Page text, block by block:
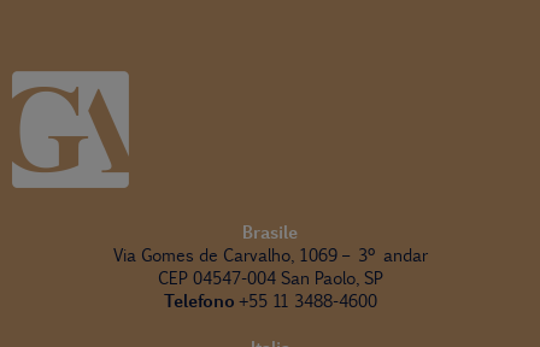
Brasile
Via Gomes de Carvalho, 1069 – 3º andar
CEP 04547-004 San Paolo, SP
Telefono +55 11 3488-4600